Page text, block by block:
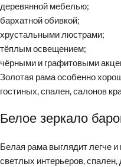
деревянной мебелью;
бархатной обивкой;
хрустальными люстрами;
тёплым освещением;
чёрными и графитовыми
Золотая рама особенно
гостиных, спален, салонов
Белое зеркало
Белая рама выглядит легче и
светлых интерьеров, спален,